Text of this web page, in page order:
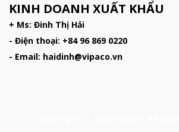
KINH DOANH XUẤT KHẨU
+ Ms: Đinh Thị Hải
- Điện thoại: +84 96 869 0220
- Email: haidinh@vipaco.vn